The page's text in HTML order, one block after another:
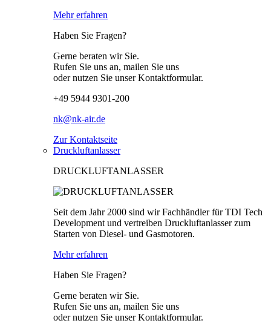
Mehr erfahren
Haben Sie Fragen?
Gerne beraten wir Sie.
Rufen Sie uns an, mailen Sie uns
oder nutzen Sie unser Kontaktformular.
+49 5944 9301-200
nk@nk-air.de
Zur Kontaktseite
Druckluftanlasser
DRUCKLUFTANLASSER
Seit dem Jahr 2000 sind wir Fachhändler für TDI Tech
Development und vertreiben Druckluftanlasser zum
Starten von Diesel- und Gasmotoren.
Mehr erfahren
Haben Sie Fragen?
Gerne beraten wir Sie.
Rufen Sie uns an, mailen Sie uns
oder nutzen Sie unser Kontaktformular.